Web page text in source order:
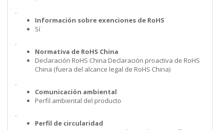
.
Información sobre exenciones de RoHS
Sí
.
Normativa de RoHS China
Declaración RoHS China Declaración proactiva de RoHS
China (fuera del alcance legal de RoHS China)
.
Comunicación ambiental
Perfil ambiental del producto
.
Perfil de circularidad